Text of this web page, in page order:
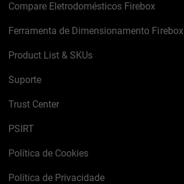
Compare Eletrodomésticos Firebox
Ferramenta de Dimensionamento Firebox
Product List & SKUs
Suporte
Trust Center
PSIRT
Política de Cookies
Política de Privacidade